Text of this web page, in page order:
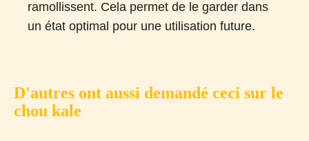
ramollissent. Cela permet de le garder dans
un état optimal pour une utilisation future.
D'autres ont aussi demandé ceci sur le
chou kale